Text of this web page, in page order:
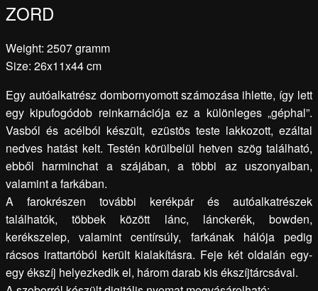
ZORD
Weight: 2507 gramm
Size: 26x11x44 cm
Egy autóalkatrész dombornyomott számozása ihlette, így lett
egy kipufogódob reinkarnációja ez a különleges „géphal”.
Vasból és acélból készült, ezüstös teste lakkozott, ezáltal
nedves hatást kelt. Testén körülbelül hetven szög található,
ebből harminchat a szájában, a többi az uszonyaiban,
valamint a farkában.
A farokrészen további kerékpár és autóalkatrészek
találhatók, többek között lánc, lánckerék, bowden,
kerékszelep, valamint centírsúly, farkának hálója pedig
rácsos irattartóból került kialakításra. Feje két oldalán egy-
egy ékszíj helyezkedik el, három darab kis ékszíjtárcsával.